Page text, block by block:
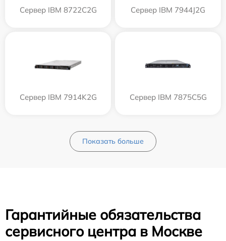
Сервер IBM 8722C2G Сервер IBM 7944J2G
Сервер IBM 7914K2G Сервер IBM 7875C5G
Показать больше
Гарантийные обязательства
сервисного центра в Москве